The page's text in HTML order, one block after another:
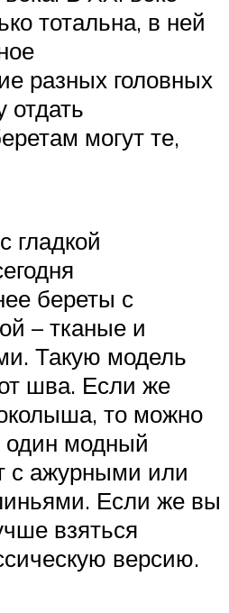
тотальна, в ней
разных головных
отдать
могут те,
гладкой
береты с
– тканые и
Такую модель
шва. Если же
то можно
модный
с ажурными или
Если же вы
взяться
версию.